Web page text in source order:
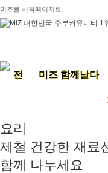
미즈를 시작페이지로
미즈 함께날다
요리
제철 건강한 재료
함께 나누세요